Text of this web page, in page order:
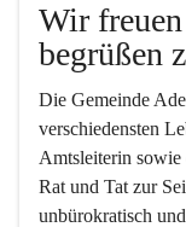
Wir
begrüßen
Die Gemeinde
verschiedensten
Amtsleiterin sowie
Rat und Tat zur
unbürokratisch